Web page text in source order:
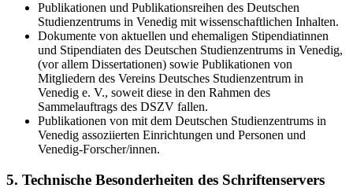
Publikationen und Publikationsreihen des Deutschen
Studienzentrums in Venedig mit wissenschaftlichen Inhalten.
Dokumente von aktuellen und ehemaligen Stipendiatinnen
und Stipendiaten des Deutschen Studienzentrums in Venedig,
(vor allem Dissertationen) sowie Publikationen von
Mitgliedern des Vereins Deutsches Studienzentrum in
Venedig e. V., soweit diese in den Rahmen des
Sammelauftrags des DSZV fallen.
Publikationen von mit dem Deutschen Studienzentrums in
Venedig assoziierten Einrichtungen und Personen und
Venedig-Forscher/innen.
5. Technische Besonderheiten des Schriftenservers